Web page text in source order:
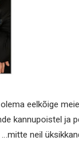
eelkõige
kannupoistel ja
neil